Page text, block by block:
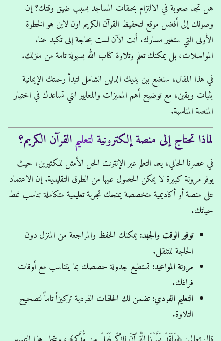
هل تجد صعوبة في الالتزام بحلقات المساجد بسبب ضيق وقتك؟ إن
وصولك إلى أفضل موقع لتحفيظ القرآن الكريم اون لاين هو الخطوة
الأولى التي ستغير مسارك. أنت الآن لست بحاجة إلى تكبد عناء
المواصلات، بل يمكنك تعلم وتلاوة كتاب الله بسهولة تامة من منزلك.
في هذا المقال، سنضع بين يديك الدليل الشامل لتبدأ رحلتك الإيمانية
بثبات ويقين، مع توضيح أهم المميزات والمعايير التي تساعدك في اختيار
المنصة المناسبة.
لماذا تحتاج إلى منصة إلكترونيةلتعليمالقرآن الكريم؟
في عصرنا الحالي، يعد التعلم عبر الإنترنت الحل الأمثل للكثيرين، حيث
يوفر مرونة كبيرة لا يمكن الحصول عليها من الطرق التقليدية. إن الاعتماد
على منصة أو أكاديمية متخصصة يمنحك تجربة تعليمية متكاملة تناسب نمط
حياتك.
توفير الوقت والجهد:يمكنك الحفظ والمراجعة من المنزل دون
الحاجة للتنقل.
مرونة المواعيد: تستطيع جدولة حصصك بما يتناسب مع أوقات
فراغك.
التعليم الفردي:تضمن لك الحلقات الفردية تركيزاً تاماً لتصحيح
التلاوة.